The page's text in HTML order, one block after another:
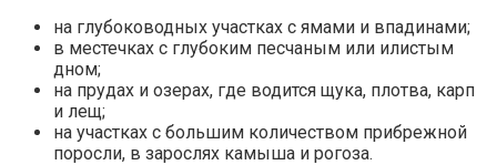
на глубоководных участках с ямами и впадинами;
в местечках с глубоким песчаным или илистым
дном;
на прудах и озерах, где водится щука, плотва, карп
и лещ;
на участках с большим количеством прибрежной
поросли, в зарослях камыша и рогоза.